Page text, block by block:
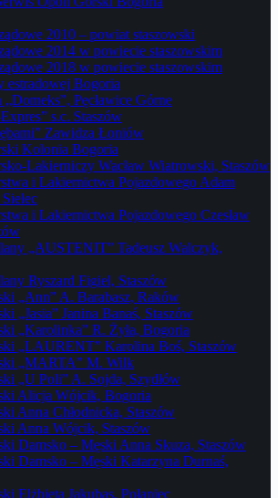
2010 – powiat staszowski
2014 w powiecie staszowskim
2018 w powiecie staszowskim
estradowej Bogoria
Pęcławice Górne
s.c. Staszów
Zawidza Łoniów
Kolonia Bogoria
Lakierniczy Wacław Wiatrowski, Staszów
i Lakiernictwa Pojazdowego Adam
i Lakiernictwa Pojazdowego Czesław
„AUSTENIT” Tadeusz Walczyk,
Ryszard Figiel, Staszów
„Ann” A. Barabasz, Raków
„Jasia” Janina Banaś, Staszów
„Karolinka” R. Żyła, Bogoria
„LAURENT” Karolina Boś, Staszów
„MARTA” M. Wilk
„U Poli” A. Sojda, Szydłów
Alicja Wójcik, Bogoria
Anna Chłodnicka, Staszów
Anna Wójcik, Staszów
Damsko – Męski Anna Skuza, Staszów
Damsko – Męski Katarzyna Durnaś,
Elżbieta Jakubas, Połaniec